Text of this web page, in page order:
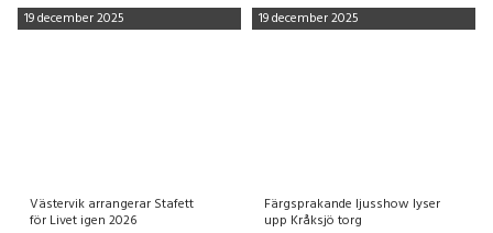
19 december 2025
19 december 2025
Västervik arrangerar Stafett
för Livet igen 2026
Färgsprakande ljusshow lyser
upp Kråksjö torg